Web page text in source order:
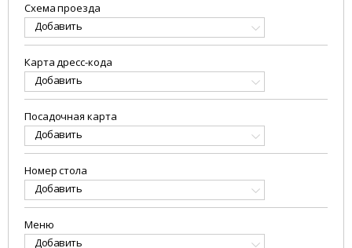
Схема проезда
Добавить
Карта дресс-кода
Добавить
Посадочная карта
Добавить
Номер стола
Добавить
Меню
Добавить